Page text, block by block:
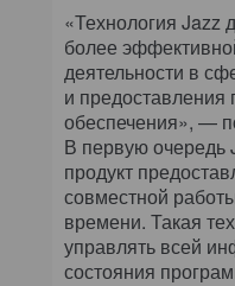
«Технология Jazz
более
деятельности в
и предоставления
обеспечения», —
В первую очередь
продукт
совместной
времени. Такая
управлять всей
состояния